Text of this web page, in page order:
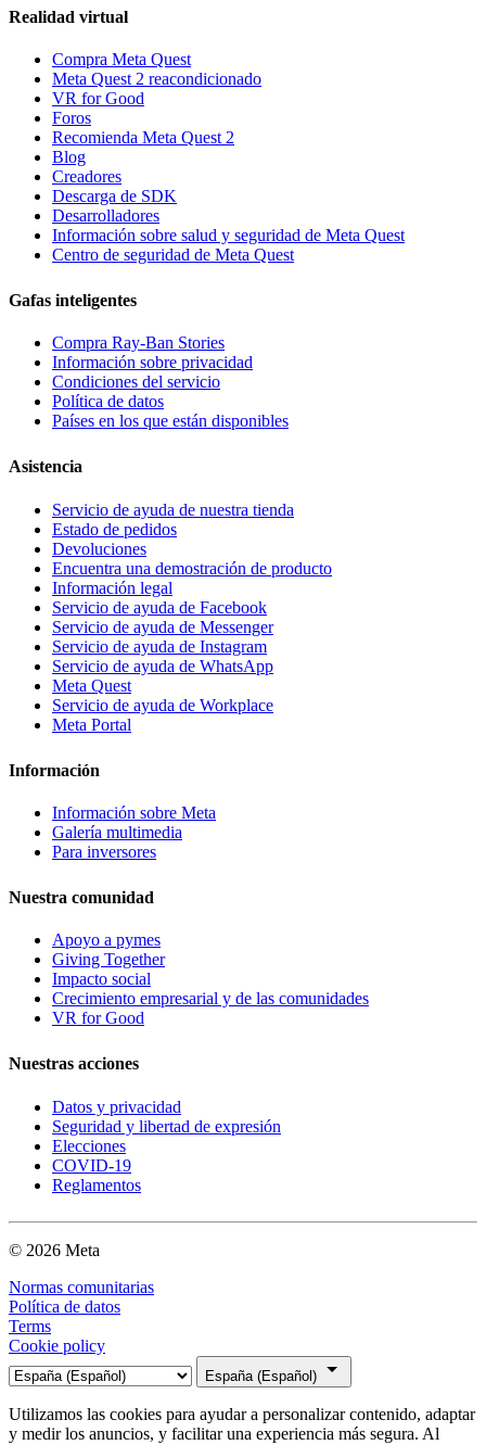
Realidad virtual
Compra Meta Quest
Meta Quest 2 reacondicionado
VR for Good
Foros
Recomienda Meta Quest 2
Blog
Creadores
Descarga de SDK
Desarrolladores
Información sobre salud y seguridad de Meta Quest
Centro de seguridad de Meta Quest
Gafas inteligentes
Compra Ray-Ban Stories
Información sobre privacidad
Condiciones del servicio
Política de datos
Países en los que están disponibles
Asistencia
Servicio de ayuda de nuestra tienda
Estado de pedidos
Devoluciones
Encuentra una demostración de producto
Información legal
Servicio de ayuda de Facebook
Servicio de ayuda de Messenger
Servicio de ayuda de Instagram
Servicio de ayuda de WhatsApp
Meta Quest
Servicio de ayuda de Workplace
Meta Portal
Información
Información sobre Meta
Galería multimedia
Para inversores
Nuestra comunidad
Apoyo a pymes
Giving Together
Impacto social
Crecimiento empresarial y de las comunidades
VR for Good
Nuestras acciones
Datos y privacidad
Seguridad y libertad de expresión
Elecciones
COVID-19
Reglamentos
© 2026 Meta
Normas comunitarias
Política de datos
Terms
Cookie policy
España (Español)
Utilizamos las cookies para ayudar a personalizar contenido, adaptar
y medir los anuncios, y facilitar una experiencia más segura. Al